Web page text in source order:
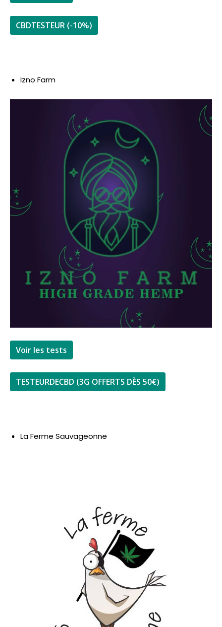
CBDTESTEUR (-10%)
Izno Farm
Voir les tests
TESTEURDECBD (3G OFFERTS DÈS 50€)
La Ferme Sauvageonne